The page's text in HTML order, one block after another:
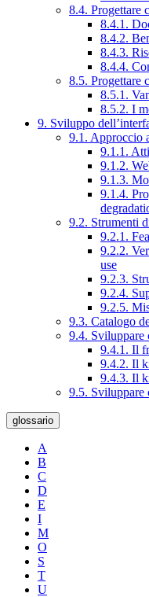
8.4. Progettare
8.4.1.
8.4.2.
8.4.3.
8.4.4.
8.5. Progettare
8.5.1.
8.5.2. I
9. Sviluppo
9.1. Approccio
9.1.1.
9.1.2.
9.1.3.
9.1.4.
9.2. Strumenti
9.2.1.
9.2.2.
use
9.2.3.
9.2.4.
9.2.5.
9.3. Catalogo
9.4. Sviluppare
9.4.1. Il
9.4.2. Il
9.4.3. Il
9.5. Sviluppare
glossario
A
B
C
D
E
I
M
O
S
T
U